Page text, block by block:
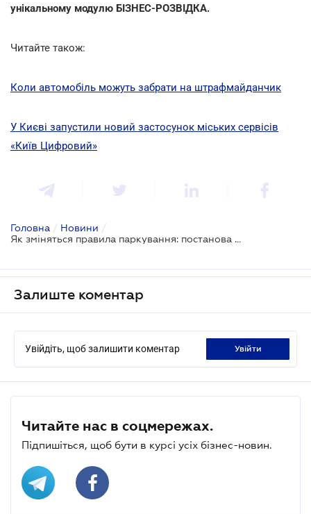
унікальному модулю БІЗНЕС-РОЗВІДКА.
Читайте також:
Коли автомобіль можуть забрати на штрафмайданчик
У Києві запустили новий застосунок міських сервісів
«Київ Цифровий»
Головна / Новини /
Як зміняться правила паркування: постанова Кабміну
Залиште коментар
Увійдіть, щоб залишити коментар увійти
Читайте нас в соцмережах.
Підпишіться, щоб бути в курсі усіх бізнес-новин.